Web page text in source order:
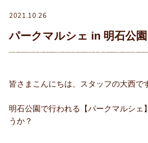
2021.10.26
パークマルシェ in 明石公園
皆さまこんにちは、スタッフの大西で
明石公園で行われる【パークマルシェ
うか？